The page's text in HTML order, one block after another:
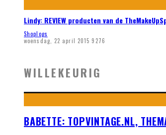
Lindy: REVIEW producten van de
Shoplogs
woensdag, 22 april 2015 9276
WILLEKEURIG
BABETTE: TOPVINTAGE.NL,